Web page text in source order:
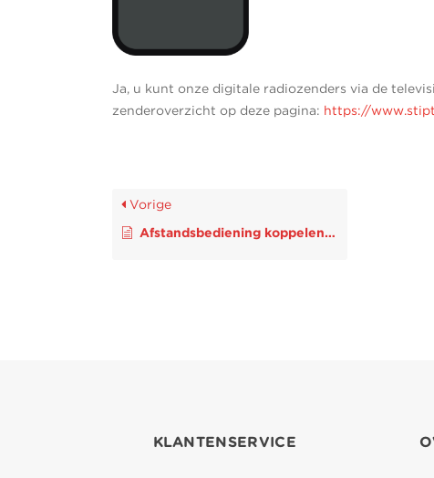
Ja, u kunt onze digitale radiozenders via de
zenderoverzicht op deze pagina: https://
Vorige
Afstandsbediening koppelen met de televisie
KLANTENSERVICE